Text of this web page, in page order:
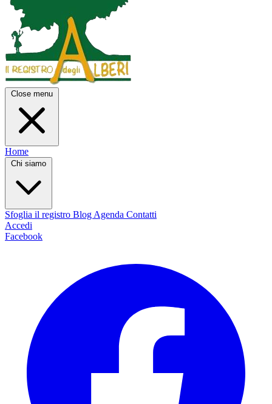
Close menu
Home
Chi siamo
Sfoglia il registro Blog Agenda Contatti
Accedi
Facebook